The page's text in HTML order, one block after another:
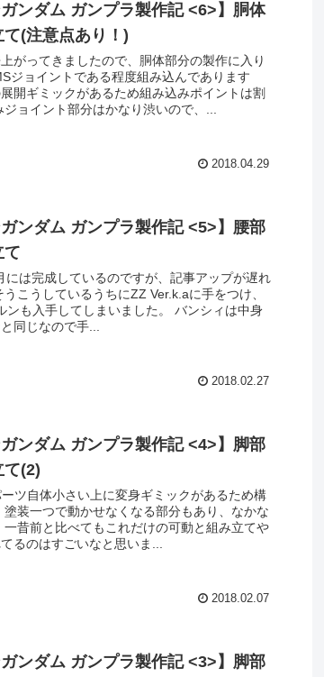
ガンダム ガンプラ製作記 <6>】胴体
(注意点あり！)
がってきましたので、胴体部分の製作に入り
ジョイントである程度組み込んであります
開ギミックがあるため組み込みポイントは割
ョイント部分はかなり渋いので、...
2018.04.29
ガンダム ガンプラ製作記 <5>】腰部
て
には完成しているのですが、記事アップが遅れ
こうしているうちにZZ Ver.k.aに手をつけ、
ンも入手してしまいました。 バンシィは中身
同じなので手...
2018.02.27
ガンダム ガンプラ製作記 <4>】脚部
て(2)
ツ自体小さい上に変身ギミックがあるため構
装一つで動かせなくなる部分もあり、なかな
昔前と比べてもこれだけの可動と組み立てや
るのはすごいなと思いま...
2018.02.07
ガンダム ガンプラ製作記 <3>】脚部